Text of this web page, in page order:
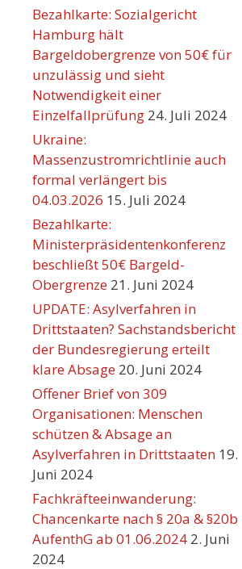
Bezahlkarte: Sozialgericht
Hamburg hält
Bargeldobergrenze von 50€ für
unzulässig und sieht
Notwendigkeit einer
Einzelfallprüfung 24. Juli 2024
Ukraine:
Massenzustromrichtlinie auch
formal verlängert bis
04.03.2026 15. Juli 2024
Bezahlkarte:
Ministerpräsidentenkonferenz
beschließt 50€ Bargeld-
Obergrenze 21. Juni 2024
UPDATE: Asylverfahren in
Drittstaaten? Sachstandsbericht
der Bundesregierung erteilt
klare Absage 20. Juni 2024
Offener Brief von 309
Organisationen: Menschen
schützen & Absage an
Asylverfahren in Drittstaaten 19.
Juni 2024
Fachkräfteeinwanderung:
Chancenkarte nach § 20a & §20b
AufenthG ab 01.06.2024 2. Juni
2024